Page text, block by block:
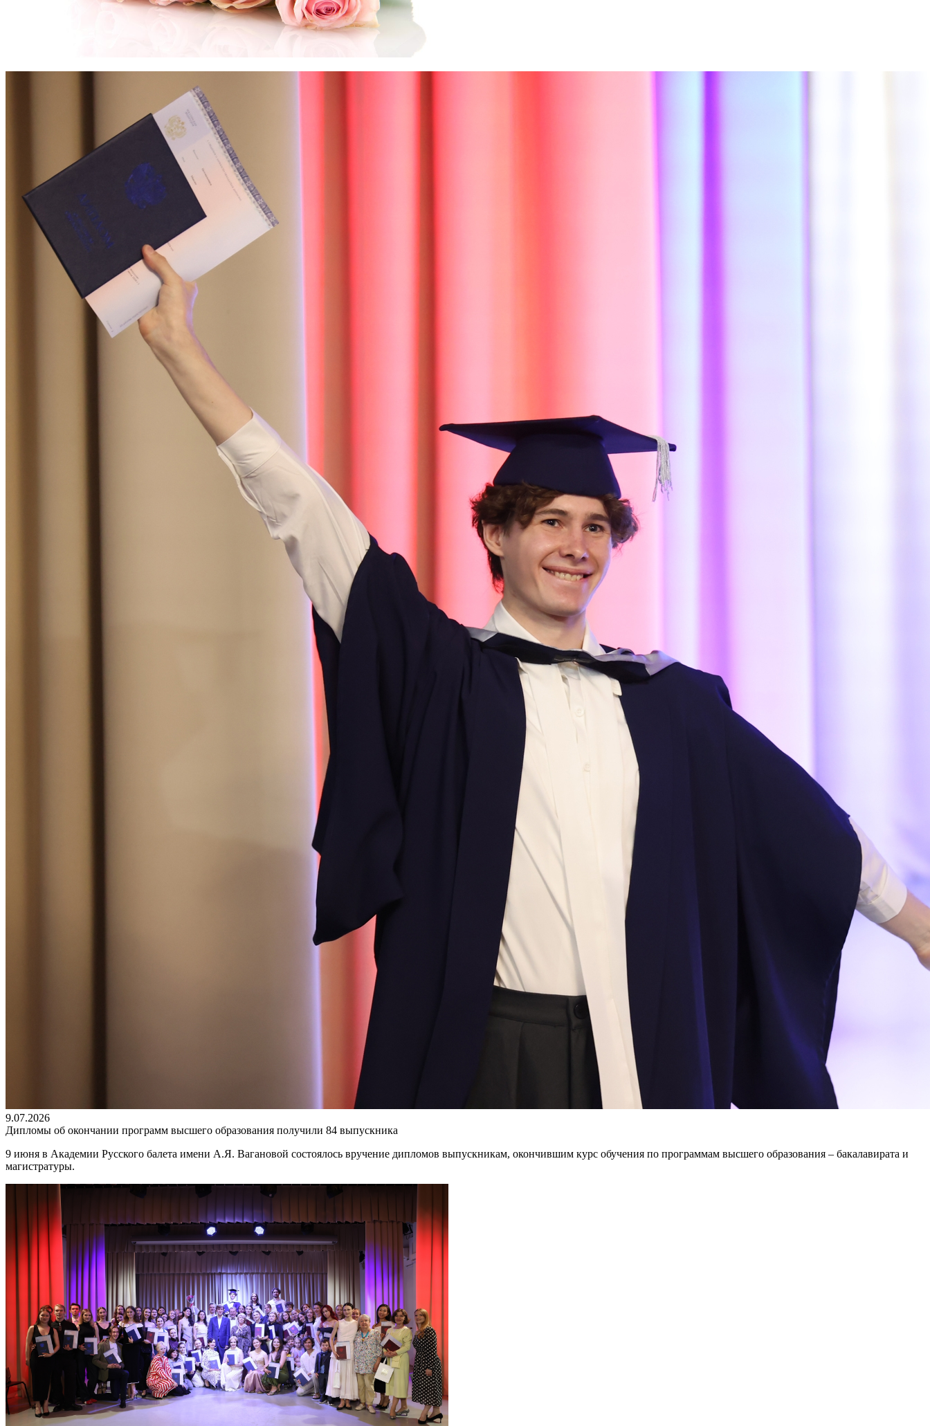
9.07.2026
Дипломы об окончании программ высшего образования получили 84 выпускника
9 июня в Академии Русского балета имени А.Я. Вагановой состоялось вручение дипломов выпускникам, окончившим курс обучения по программам высшего образования – бакалавирата и
магистратуры.